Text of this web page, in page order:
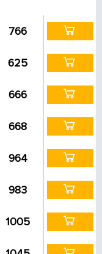
766
625
666
668
964
983
1005